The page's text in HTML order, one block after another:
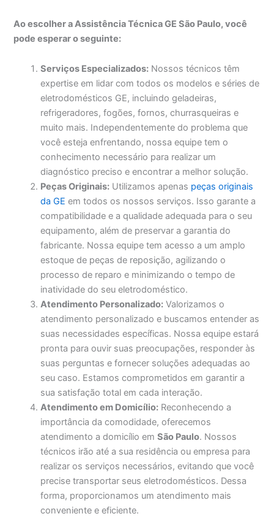
Ao escolher a Assistência Técnica GE São Paulo, você
pode esperar o seguinte:
Serviços Especializados: Nossos técnicos têm
expertise em lidar com todos os modelos e séries de
eletrodomésticos GE, incluindo geladeiras,
refrigeradores, fogões, fornos, churrasqueiras e
muito mais. Independentemente do problema que
você esteja enfrentando, nossa equipe tem o
conhecimento necessário para realizar um
diagnóstico preciso e encontrar a melhor solução.
Peças Originais: Utilizamos apenas peças originais
da GE em todos os nossos serviços. Isso garante a
compatibilidade e a qualidade adequada para o seu
equipamento, além de preservar a garantia do
fabricante. Nossa equipe tem acesso a um amplo
estoque de peças de reposição, agilizando o
processo de reparo e minimizando o tempo de
inatividade do seu eletrodoméstico.
Atendimento Personalizado: Valorizamos o
atendimento personalizado e buscamos entender as
suas necessidades específicas. Nossa equipe estará
pronta para ouvir suas preocupações, responder às
suas perguntas e fornecer soluções adequadas ao
seu caso. Estamos comprometidos em garantir a
sua satisfação total em cada interação.
Atendimento em Domicílio: Reconhecendo a
importância da comodidade, oferecemos
atendimento a domicílio emSão Paulo. Nossos
técnicos irão até a sua residência ou empresa para
realizar os serviços necessários, evitando que você
precise transportar seus eletrodomésticos. Dessa
forma, proporcionamos um atendimento mais
conveniente e eficiente.